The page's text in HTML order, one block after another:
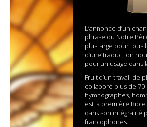
L’annonce d’un
phrase du Notre
plus large pour tous
d’une traduction
pour un usage dans
Fruit d’un travail de
collaboré plus de 70
hymnographes,
est la première
dans son intégralité
francophones.